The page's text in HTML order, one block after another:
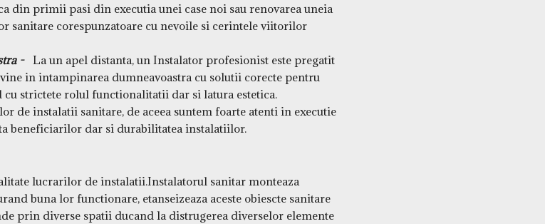
din primii pasi din executia unei case noi sau renovarea uneia
sanitare corespunzatoare cu nevoile si cerintele viitorilor
- La un apel distanta, un Instalator profesionist este pregatit
in intampinarea dumneavoastra cu solutii corecte pentru
strictete rolul functionalitatii dar si latura estetica.
de instalatii sanitare, de aceea suntem foarte atenti in executie
beneficiarilor dar si durabilitatea instalatiilor.
lucrarilor de instalatii.Instalatorul sanitar monteaza
buna lor functionare, etanseizeaza aceste obiescte sanitare
prin diverse spatii ducand la distrugerea diverselor elemente